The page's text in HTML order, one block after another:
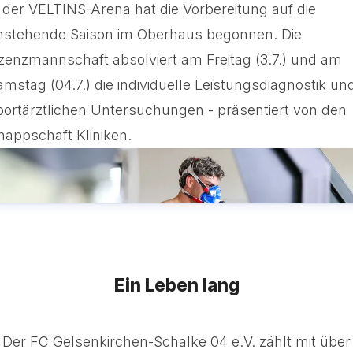
VELTINS-Arena hat die Vorbereitung auf die
Saison im Oberhaus begonnen. Die
absolviert am Freitag (3.7.) und am
(04.7.) die individuelle Leistungsdiagnostik
Untersuchungen - präsentiert von den
Kliniken.
Ein Leben lang
Der FC Gelsenkirchen-Schalke 04 e.V. zählt mit über